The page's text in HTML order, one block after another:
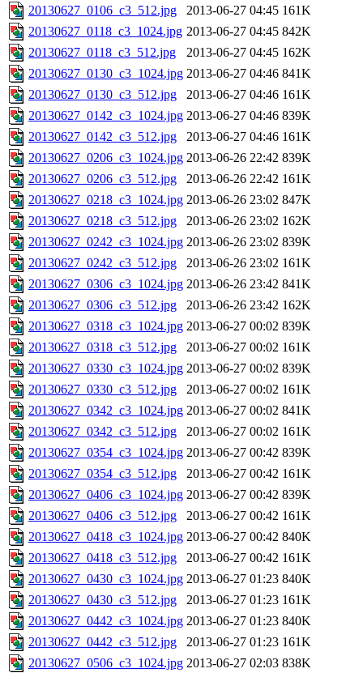
20130627_0106_c3_512.jpg
2013-06-27 04:45 161K
20130627_0118_c3_1024.jpg 2013-06-27 04:45 842K
20130627_0118_c3_512.jpg
2013-06-27 04:45 162K
20130627_0130_c3_1024.jpg 2013-06-27 04:46 841K
20130627_0130_c3_512.jpg
2013-06-27 04:46 161K
20130627_0142_c3_1024.jpg 2013-06-27 04:46 839K
20130627_0142_c3_512.jpg
2013-06-27 04:46 161K
20130627_0206_c3_1024.jpg 2013-06-26 22:42 839K
20130627_0206_c3_512.jpg
2013-06-26 22:42 161K
20130627_0218_c3_1024.jpg 2013-06-26 23:02 847K
20130627_0218_c3_512.jpg
2013-06-26 23:02 162K
20130627_0242_c3_1024.jpg 2013-06-26 23:02 839K
20130627_0242_c3_512.jpg
2013-06-26 23:02 161K
20130627_0306_c3_1024.jpg 2013-06-26 23:42 841K
20130627_0306_c3_512.jpg
2013-06-26 23:42 162K
20130627_0318_c3_1024.jpg 2013-06-27 00:02 839K
20130627_0318_c3_512.jpg
2013-06-27 00:02 161K
20130627_0330_c3_1024.jpg 2013-06-27 00:02 839K
20130627_0330_c3_512.jpg
2013-06-27 00:02 161K
20130627_0342_c3_1024.jpg 2013-06-27 00:02 841K
20130627_0342_c3_512.jpg
2013-06-27 00:02 161K
20130627_0354_c3_1024.jpg 2013-06-27 00:42 839K
20130627_0354_c3_512.jpg
2013-06-27 00:42 161K
20130627_0406_c3_1024.jpg 2013-06-27 00:42 839K
20130627_0406_c3_512.jpg
2013-06-27 00:42 161K
20130627_0418_c3_1024.jpg 2013-06-27 00:42 840K
20130627_0418_c3_512.jpg
2013-06-27 00:42 161K
20130627_0430_c3_1024.jpg 2013-06-27 01:23 840K
20130627_0430_c3_512.jpg
2013-06-27 01:23 161K
20130627_0442_c3_1024.jpg 2013-06-27 01:23 840K
20130627_0442_c3_512.jpg
2013-06-27 01:23 161K
20130627_0506_c3_1024.jpg 2013-06-27 02:03 838K